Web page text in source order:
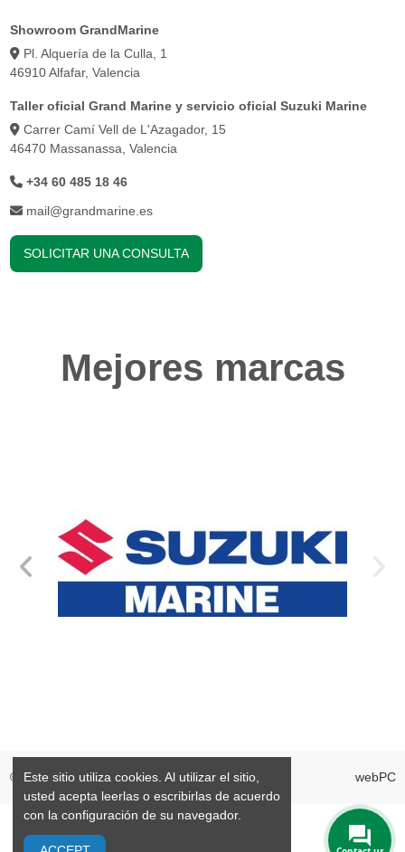
Showroom GrandMarine
Pl. Alquería de la Culla, 1
46910 Alfafar, Valencia
Taller oficial Grand Marine y servicio oficial Suzuki Marine
Carrer Camí Vell de L'Azagador, 15
46470 Massanassa, Valencia
+34 60 485 18 46
mail@grandmarine.es
SOLICITAR UNA CONSULTA
Mejores marcas
©2026 GrandMarine S.L. Valencia España webPC
Este sitio utiliza cookies. Al utilizar el sitio,
usted acepta leerlas o escribirlas de acuerdo
con la configuración de su navegador.